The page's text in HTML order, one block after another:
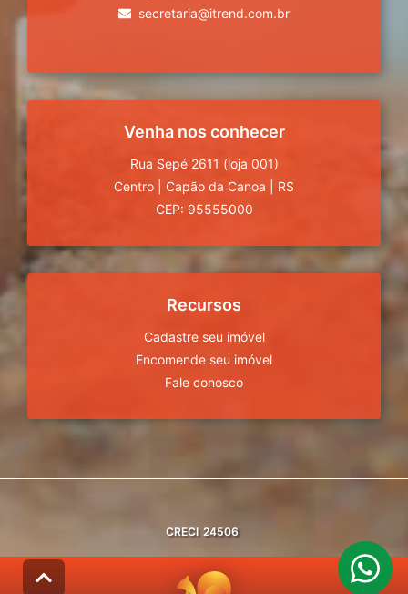
secretaria@itrend.com.br
Venha nos conhecer
Rua Sepé 2611 (loja 001)
Centro
Capão da Canoa
RS
CEP: 95555000
Recursos
Cadastre seu imóvel
Encomende seu imóvel
Fale conosco
CRECI 24506